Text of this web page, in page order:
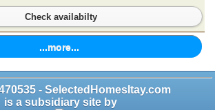
Check availabilty
...more...
- SelectedHomesItay.com
is a subsidiary site by